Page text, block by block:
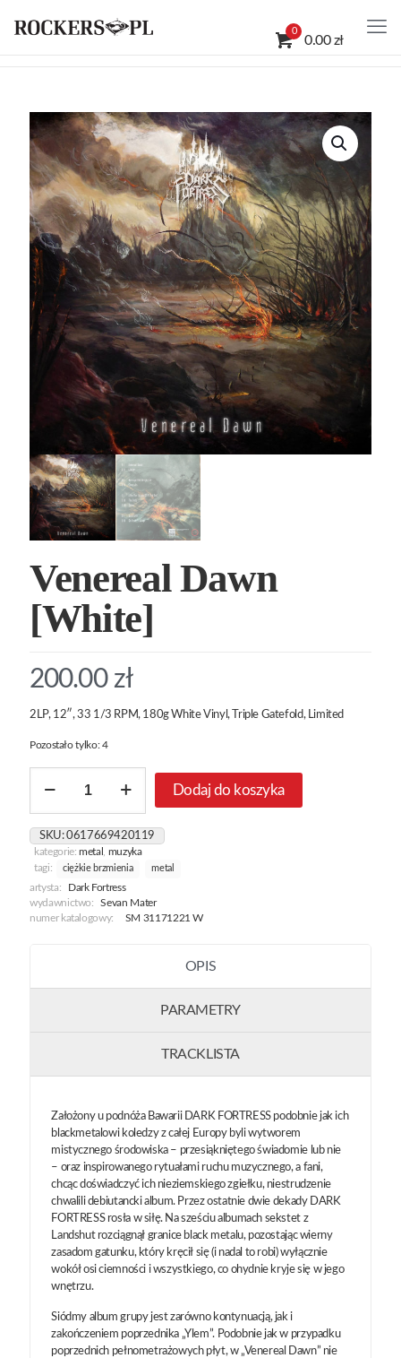
0
0.00 zł
Venereal Dawn
[White]
200.00 zł
2LP, 12″, 33 1/3 RPM, 180g White Vinyl, Triple Gatefold, Limited
Pozostało tylko: 4
Venereal
[White]
Dodaj do koszyka
SKU:0617669420119
kategorie:metal
muzyka
tagi:
ciężkie brzmienia metal
artysta:
Dark Fortress
wydawnictwo:
Sevan Mater
numer katalogowy:
SM 31171221 W
OPIS
PARAMETRY
TRACKLISTA
Założony u podnóża Bawarii DARK FORTRESS podobnie jak ich
blackmetalowi koledzy z całej Europy byli wytworem
mistycznego środowiska – przesiąkniętego świadomie lub nie
– oraz inspirowanego rytuałami ruchu muzycznego, a fani,
chcąc doświadczyć ich nieziemskiego zgiełku, niestrudzenie
chwalili debiutancki album. Przez ostatnie dwie dekady DARK
FORTRESS rosła w siłę. Na sześciu albumach sekstet z
Landshut rozciągnął granice black metalu, pozostając wierny
zasadom gatunku, który kręcił się (i nadal to robi) wyłącznie
wokół osi ciemności i wszystkiego, co ohydnie kryje się w jego
wnętrzu.
Siódmy album grupy jest zarówno kontynuacją, jak i
zakończeniem poprzednika „Ylem”. Podobnie jak w przypadku
poprzednich pełnometrażowych płyt, w „Venereal Dawn” nie